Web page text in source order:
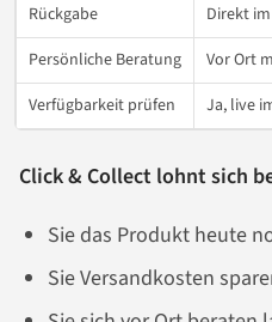
Rückgabe
Direkt
Persönliche Beratung
Vor Ort
Verfügbarkeit prüfen
Ja, live
Click & Collect lohnt sich
Sie das Produkt heute
Sie Versandkosten